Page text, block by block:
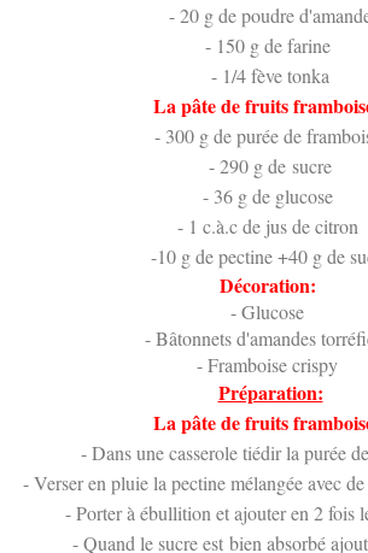
- 20 g de poudre
- 150 g de farine
- 1/4 fève tonka
La pâte de fruits
- 300 g de purée de
- 290 g de sucre
- 36 g de glucose
- 1 c.à.c de jus de citron
-10 g de pectine +40 g de
Décoration:
- Glucose
- Bâtonnets d'amandes
- Framboise crispy
Préparation:
La pâte de fruits
- Dans une casserole tiédir la purée
- Verser en pluie la pectine mélangée avec
- Porter à ébullition et ajouter en 2 fois
- Quand le sucre est bien absorbé